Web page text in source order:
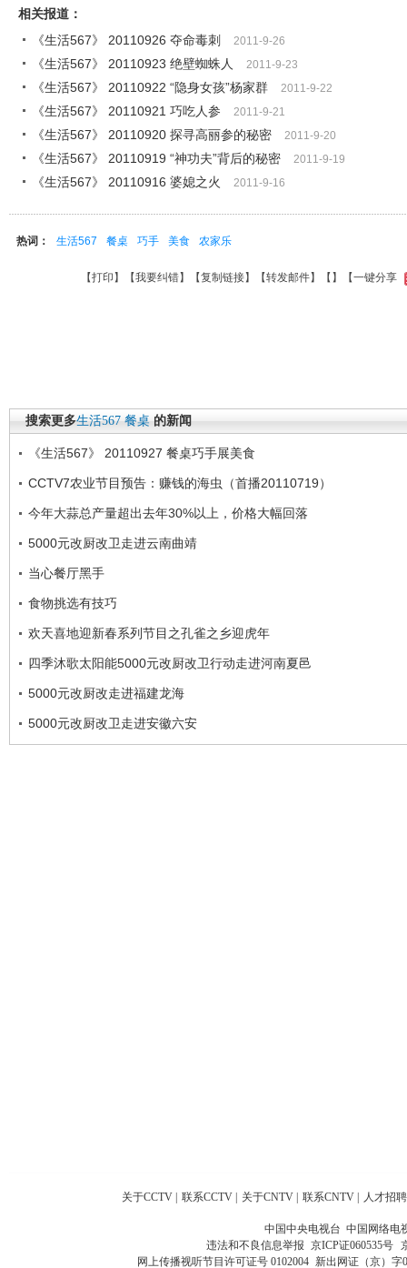
相关报道：
《生活567》 20110926 夺命毒刺
2011-9-26
《生活567》 20110923 绝壁蜘蛛人 2011-9-23
《生活567》 20110922 “隐身女孩”杨家群 2011-9-22
《生活567》 20110921 巧吃人参 2011-9-21
《生活567》 20110920 探寻高丽参的秘密 2011-9-20
《生活567》 20110919 “神功夫”背后的秘密 2011-9-19
《生活567》 20110916 婆媳之火 2011-9-16
热词： 生活567 餐桌 巧手 美食 农家乐
【打印 】【我要纠错】【复制链接】【转发邮件】【 】 【一键分享
搜索更多生活567 餐桌 的新闻
《生活567》 20110927 餐桌巧手展美食
CCTV7农业节目预告：赚钱的海虫（首播20110719）
今年大蒜总产量超出去年30%以上，价格大幅回落
5000元改厨改卫走进云南曲靖
当心餐厅黑手
食物挑选有技巧
欢天喜地迎新春系列节目之孔雀之乡迎虎年
四季沐歌太阳能5000元改厨改卫行动走进河南夏邑
5000元改厨改走进福建龙海
5000元改厨改卫走进安徽六安
关于CCTV 联系CCTV 关于CNTV 联系CNTV 人才招聘
中国中央电视台 中国网络电
违法和不良信息举报 京ICP证060535号
网上传播视听节目许可证号 0102004 新出网证（京）